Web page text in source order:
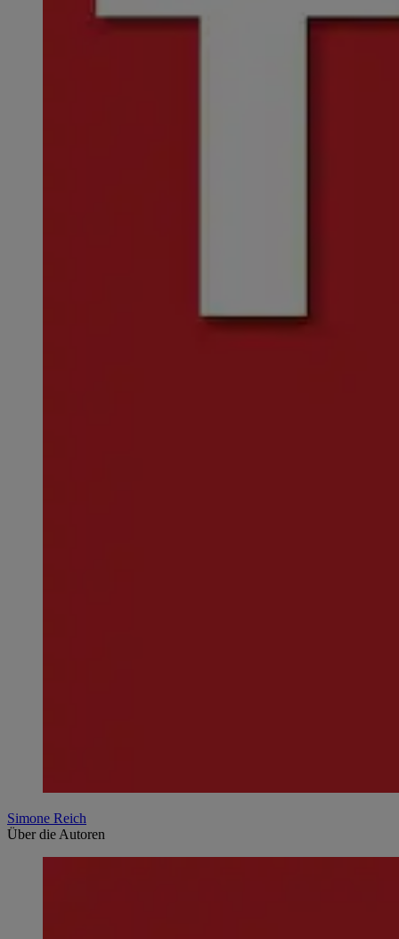
Simone Reich
Über die Autoren